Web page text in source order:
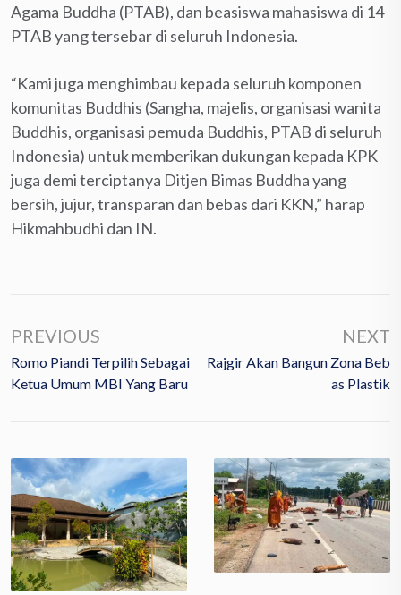
Agama Buddha (PTAB), dan beasiswa mahasiswa di 14
PTAB yang tersebar di seluruh Indonesia.
“Kami juga menghimbau kepada seluruh komponen
komunitas Buddhis (Sangha, majelis, organisasi wanita
Buddhis, organisasi pemuda Buddhis, PTAB di seluruh
Indonesia) untuk memberikan dukungan kepada KPK
juga demi terciptanya Ditjen Bimas Buddha yang
bersih, jujur, transparan dan bebas dari KKN,” harap
Hikmahbudhi dan IN.
PREVIOUS
Romo Piandi Terpilih Sebagai
Ketua Umum MBI Yang Baru
NEXT
Rajgir Akan Bangun Zona Beb
As Plastik